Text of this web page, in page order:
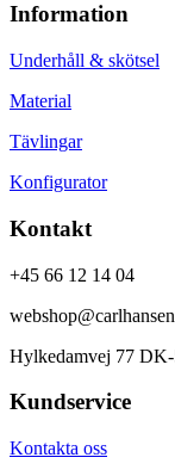
Information
Underhåll & skötsel
Material
Tävlingar
Konfigurator
Kontakt
+45 66 12 14 04
Hylkedamvej 77
Kundservice
Kontakta oss